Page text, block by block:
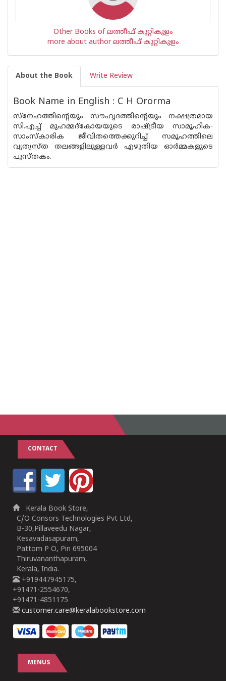
Other Books of ലത്തീഫ് കുറ്റികുളം
more about author ലത്തീഫ് കുറ്റികുളം
About the Book Write Review
Book Name in English : C H Ororma
സ്നേഹത്തിന്റെയും സൗഹൃദത്തിന്റെയും നക്ഷത്രമായ
സി.എച്ച് മുഹമ്മദ്കോയയുടെ രാഷ്ട്രീയ സാമൂഹിക-
സാംസ്കാരിക ജീവിതത്തെക്കുറിച്ച് സമൂഹത്തിലെ
വ്യത്യസ്ത തലങ്ങളിലുള്ളവര്‍ എഴുതിയ ഓര്‍മ്മകളുടെ
പുസ്തകം.
CONTACT
Kerala Book Store,
C/O Consors Technologies Pvt Ltd,
B-30,Pillaveedu Nagar,
Kesavadasapuram,
Pattom P O, Pin 695004
Thiruvananthapuram,
Kerala, India.
+919447945175,
+91471-2554670,
+91471-4851175
customer.care@keralabookstore.com
MENUS